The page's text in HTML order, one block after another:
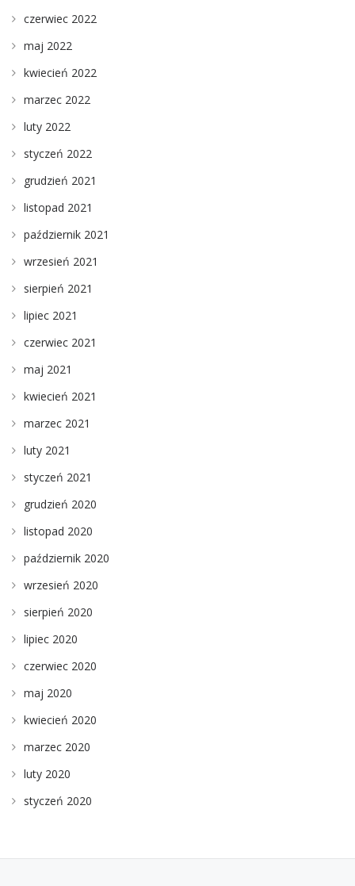
czerwiec 2022
maj 2022
kwiecień 2022
marzec 2022
luty 2022
styczeń 2022
grudzień 2021
listopad 2021
październik 2021
wrzesień 2021
sierpień 2021
lipiec 2021
czerwiec 2021
maj 2021
kwiecień 2021
marzec 2021
luty 2021
styczeń 2021
grudzień 2020
listopad 2020
październik 2020
wrzesień 2020
sierpień 2020
lipiec 2020
czerwiec 2020
maj 2020
kwiecień 2020
marzec 2020
luty 2020
styczeń 2020